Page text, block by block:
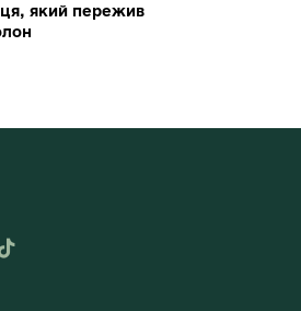
який пережив